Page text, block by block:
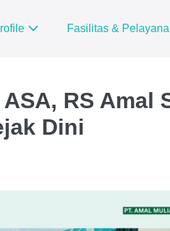
Fasilitas &
RS Amal
Dini